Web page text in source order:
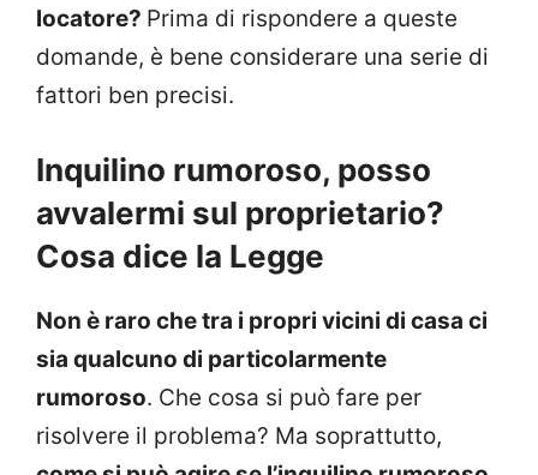
locatore? Prima di rispondere a queste
domande, è bene considerare una serie di
fattori ben precisi.
Inquilino rumoroso, posso
avvalermi sul proprietario?
Cosa dice la Legge
Non è raro che tra i propri vicini di casa ci
sia qualcuno di particolarmente
rumoroso. Che cosa si può fare per
risolvere il problema? Ma soprattutto,